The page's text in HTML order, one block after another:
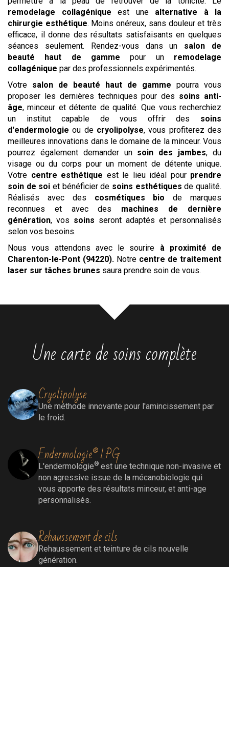
remodelage collagénique est une alternative à la
chirurgie esthétique. Moins onéreux, sans douleur et très
efficace, il donne des résultats satisfaisants en quelques
séances seulement. Rendez-vous dans un salon de
beauté haut de gamme pour un remodelage
collagénique par des professionnels expérimentés.
Votre salon de beauté haut de gamme pourra vous
proposer les dernières techniques pour des soins anti-
âge, minceur et détente de qualité. Que vous recherchiez
un institut capable de vous offrir des soins
d'endermologie ou de cryolipolyse, vous profiterez des
meilleures innovations dans le domaine de la minceur. Vous
pourrez également demander un soin des jambes, du
visage ou du corps pour un moment de détente unique.
Votre centre esthétique est le lieu idéal pour prendre
soin de soi et bénéficier de soins esthétiques de qualité.
Réalisés avec des cosmétiques bio de marques
reconnues et avec des machines de dernière
génération, vos soins seront adaptés et personnalisés
selon vos besoins.
Nous vous attendons avec le sourire à proximité de
Charenton-le-Pont (94220). Notre centre de traitement
laser sur tâches brunes saura prendre soin de vous.
Une carte de soins complète
Cryolipolyse
Une méthode innovante pour l'amincissement par
le froid.
Endermologie® LPG
L'endermologie® est une technique non-invasive et
non agressive issue de la mécanobiologie qui
vous apporte des résultats minceur, et anti-age
personnalisés.
Rehaussement de cils
Rehaussement et teinture de cils nouvelle
génération.